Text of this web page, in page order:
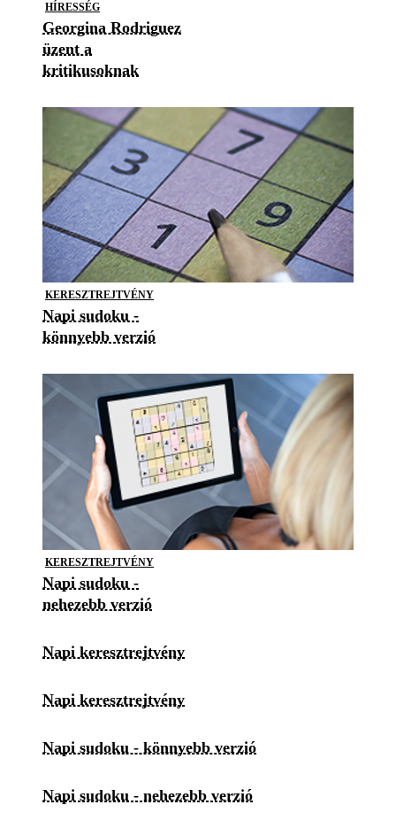
HÍRESSÉG
Georgina Rodriguez
üzent a
kritikusoknak
KERESZTREJTVÉNY
Napi sudoku -
könnyebb verzió
KERESZTREJTVÉNY
Napi sudoku -
nehezebb verzió
Napi keresztrejtvény
Napi keresztrejtvény
Napi sudoku - könnyebb verzió
Napi sudoku - nehezebb verzió